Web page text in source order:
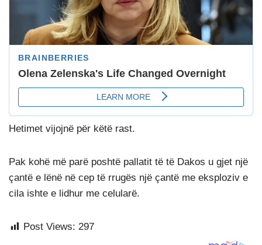
Hetimet vijojnë për këtë rast.
Pak kohë më parë poshtë pallatit të të Dakos u gjet një
çantë e lënë në cep të rrugës një çantë me eksploziv e
cila ishte e lidhur me celularë.
Post Views: 297